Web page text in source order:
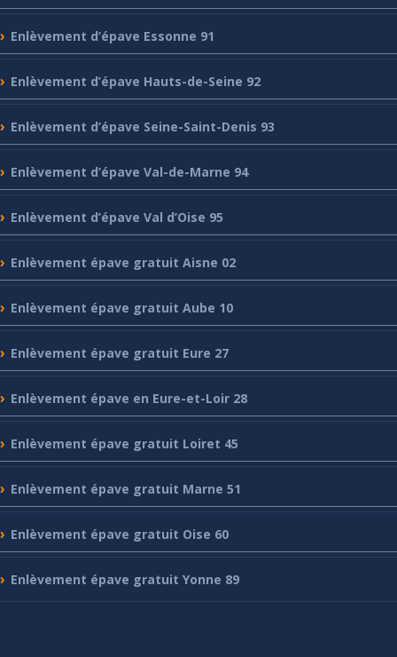
Enlèvement d’épave Essonne 91
Enlèvement d’épave Hauts-de-Seine 92
Enlèvement d’épave Seine-Saint-Denis 93
Enlèvement d’épave Val-de-Marne 94
Enlèvement d’épave Val d’Oise 95
Enlèvement épave gratuit Aisne 02
Enlèvement épave gratuit Aube 10
Enlèvement épave gratuit Eure 27
Enlèvement épave en Eure-et-Loir 28
Enlèvement épave gratuit Loiret 45
Enlèvement épave gratuit Marne 51
Enlèvement épave gratuit Oise 60
Enlèvement épave gratuit Yonne 89